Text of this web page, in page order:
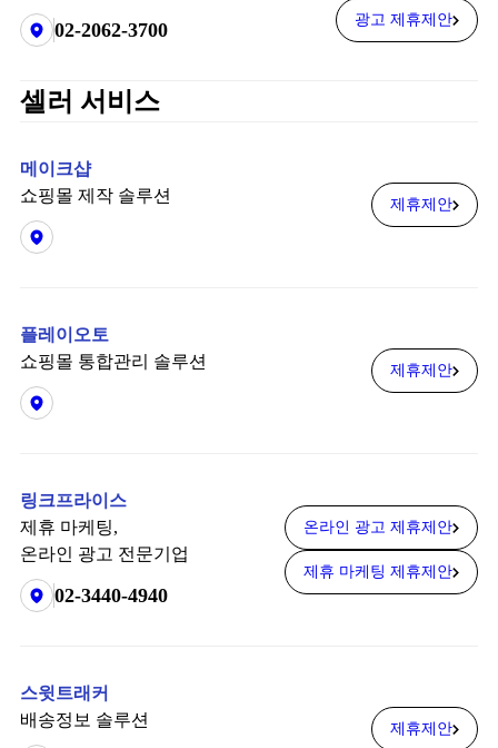
02-2062-3700 광고 제휴제안
셀러 서비스
메이크샵
쇼핑몰 제작 솔루션
제휴제안
플레이오토
쇼핑몰 통합관리 솔루션
제휴제안
링크프라이스
제휴 마케팅,
온라인 광고 전문기업
02-3440-4940
온라인 광고 제휴제안
제휴 마케팅 제휴제안
스윗트래커
배송정보 솔루션
제휴제안